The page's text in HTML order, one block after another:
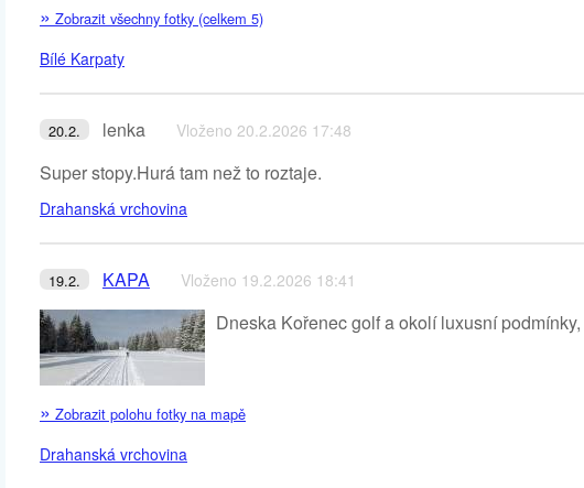
» Zobrazit všechny fotky (celkem 5)
Bílé Karpaty
20.2. lenka Vloženo 20.2.2026 17:48
Super stopy.Hurá tam než to roztaje.
Drahanská vrchovina
19.2. KAPA Vloženo 19.2.2026 18:41
Dneska Kořenec golf a okolí luxusní
» Zobrazit polohu fotky na mapě
Drahanská vrchovina